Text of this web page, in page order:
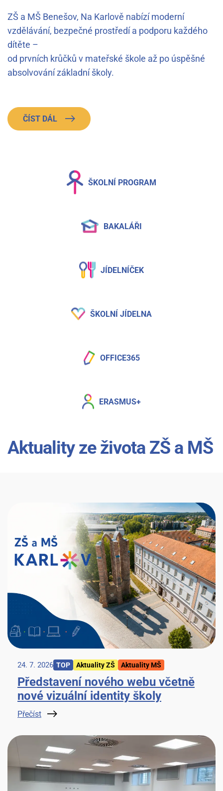
ZŠ a MŠ Benešov, Na Karlově nabízí moderní
vzdělávání, bezpečné prostředí a podporu každého
dítěte –
od prvních krůčků v mateřské škole až po úspěšné
absolvování základní školy.
ČÍST DÁL
ŠKOLNÍ PROGRAM
BAKALÁŘI
JÍDELNÍČEK
ŠKOLNÍ JÍDELNA
OFFICE365
ERASMUS+
Aktuality ze života ZŠ a MŠ
24. 7. 2026 TOP Aktuality ZŠ Aktuality MŠ
Představení nového webu včetně
nové vizuální identity školy
Přečíst